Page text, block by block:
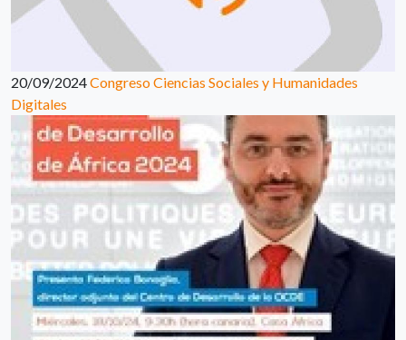
20/09/2024Congreso Ciencias Sociales y Humanidades
Digitales